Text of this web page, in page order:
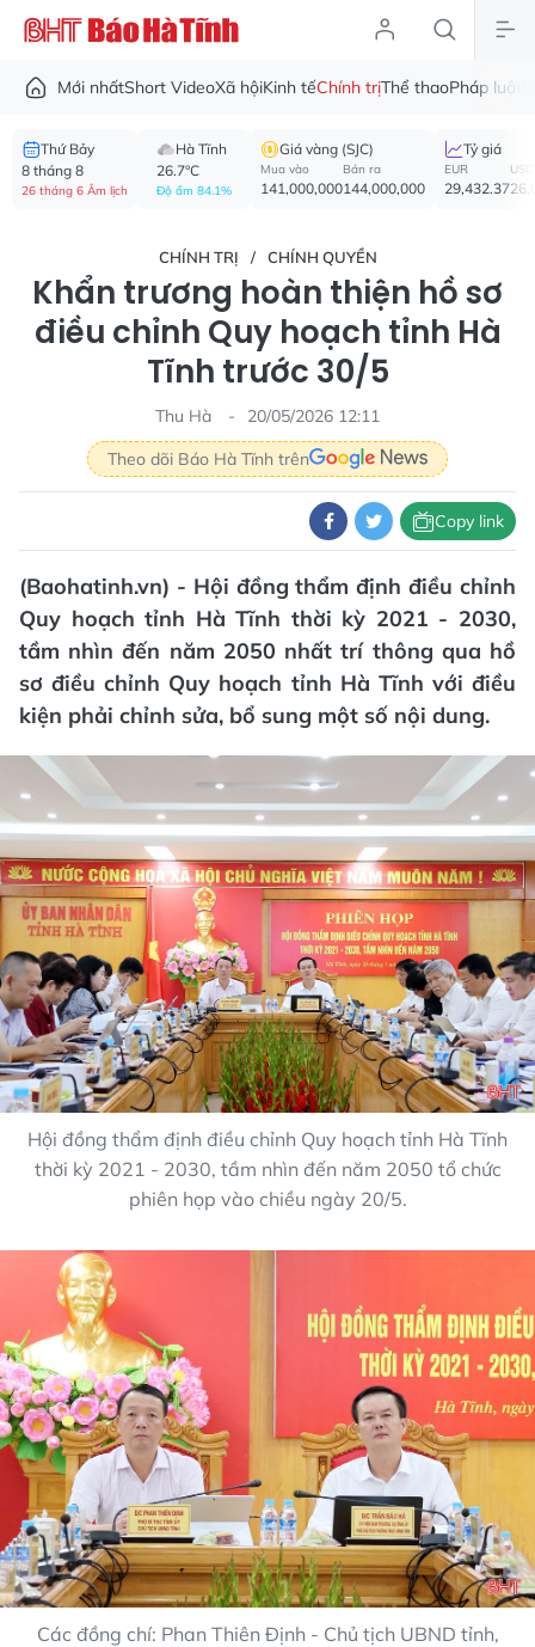
Mới nhấtShort VideoXã hộiKinh tếChính trịThể thaoPháp luật
Thứ Bảy
8 tháng 8
26 tháng 6 Âm lịch
Hà Tĩnh
26.7°C
Độ ẩm 84.1%
Giá vàng (SJC)
Mua vào
141,000,000
Bán ra
144,000,000
Tỷ giá
EUR
29,432.37
USD
CHÍNH TRỊ CHÍNH QUYỀN
Khẩn trương hoàn thiện hồ sơ
điều chỉnh Quy hoạch tỉnh Hà
Tĩnh trước 30/5
Thu Hà
20/05/2026 12:11
Theo dõi Báo Hà Tĩnh trên
Copy link
(Baohatinh.vn) - Hội đồng thẩm định điều chỉnh
Quy hoạch tỉnh Hà Tĩnh thời kỳ 2021 - 2030,
tầm nhìn đến năm 2050 nhất trí thông qua hồ
sơ điều chỉnh Quy hoạch tỉnh Hà Tĩnh với điều
kiện phải chỉnh sửa, bổ sung một số nội dung.
Hội đồng thẩm định điều chỉnh Quy hoạch tỉnh Hà Tĩnh
thời kỳ 2021 - 2030, tầm nhìn đến năm 2050 tổ chức
phiên họp vào chiều ngày 20/5.
Các đồng chí: Phan Thiên Định - Chủ tịch UBND tỉnh,